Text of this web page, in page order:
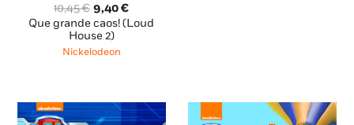
10,45€ O
preço
original
era:
9,40€O
preço
Que grande caos! (Loud
House 2)
Nickelodeon